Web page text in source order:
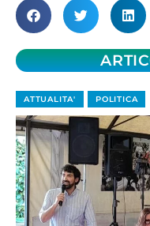
ATTUALITA' POLITICA